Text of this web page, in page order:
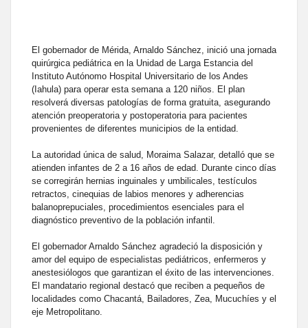
El gobernador de Mérida, Arnaldo Sánchez, inició una jornada
quirúrgica pediátrica en la Unidad de Larga Estancia del
Instituto Autónomo Hospital Universitario de los Andes
(Iahula) para operar esta semana a 120 niños. El plan
resolverá diversas patologías de forma gratuita, asegurando
atención preoperatoria y postoperatoria para pacientes
provenientes de diferentes municipios de la entidad.
La autoridad única de salud, Moraima Salazar, detalló que se
atienden infantes de 2 a 16 años de edad. Durante cinco días
se corregirán hernias inguinales y umbilicales, testículos
retractos, cinequias de labios menores y adherencias
balanoprepuciales, procedimientos esenciales para el
diagnóstico preventivo de la población infantil.
El gobernador Arnaldo Sánchez agradeció la disposición y
amor del equipo de especialistas pediátricos, enfermeros y
anestesiólogos que garantizan el éxito de las intervenciones.
El mandatario regional destacó que reciben a pequeños de
localidades como Chacantá, Bailadores, Zea, Mucuchíes y el
eje Metropolitano.